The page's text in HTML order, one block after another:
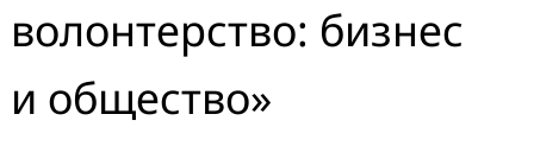
волонтерство: бизнес
и общество»